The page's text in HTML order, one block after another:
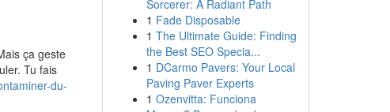
ça geste
Tu fais
du-
Sorcerer: A Radiant Path
1 Fade Disposable
1 The Ultimate Guide: Finding
the Best SEO Specia...
1 DCarmo Pavers: Your Local
Paving Paver Experts
1 Ozenvitta: Funciona